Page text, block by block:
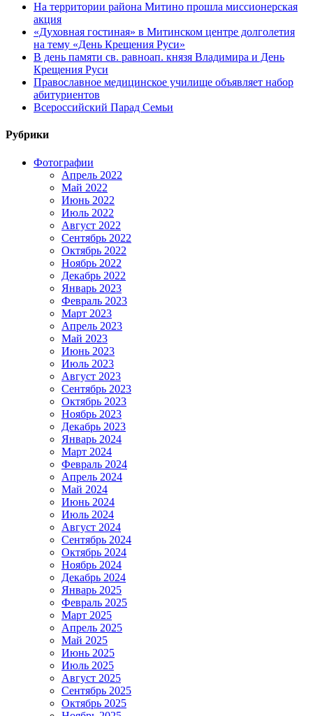
На территории района Митино прошла миссионерская
акция
«Духовная гостиная» в Митинском центре долголетия
на тему «День Крещения Руси»
В день памяти св. равноап. князя Владимира и День
Крещения Руси
Православное медицинское училище объявляет набор
абитуриентов
Всероссийский Парад Семьи
Рубрики
Фотографии
Апрель 2022
Май 2022
Июнь 2022
Июль 2022
Август 2022
Сентябрь 2022
Октябрь 2022
Ноябрь 2022
Декабрь 2022
Январь 2023
Февраль 2023
Март 2023
Апрель 2023
Май 2023
Июнь 2023
Июль 2023
Август 2023
Сентябрь 2023
Октябрь 2023
Ноябрь 2023
Декабрь 2023
Январь 2024
Март 2024
Февраль 2024
Апрель 2024
Май 2024
Июнь 2024
Июль 2024
Август 2024
Сентябрь 2024
Октябрь 2024
Ноябрь 2024
Декабрь 2024
Январь 2025
Февраль 2025
Март 2025
Апрель 2025
Май 2025
Июнь 2025
Июль 2025
Август 2025
Сентябрь 2025
Октябрь 2025